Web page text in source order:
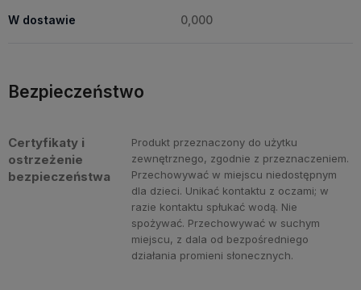
W dostawie 0,000
Bezpieczeństwo
Certyfikaty i
ostrzeżenie
bezpieczeństwa
Produkt przeznaczony do użytku
zewnętrznego, zgodnie z przeznaczeniem.
Przechowywać w miejscu niedostępnym
dla dzieci. Unikać kontaktu z oczami; w
razie kontaktu spłukać wodą. Nie
spożywać. Przechowywać w suchym
miejscu, z dala od bezpośredniego
działania promieni słonecznych.